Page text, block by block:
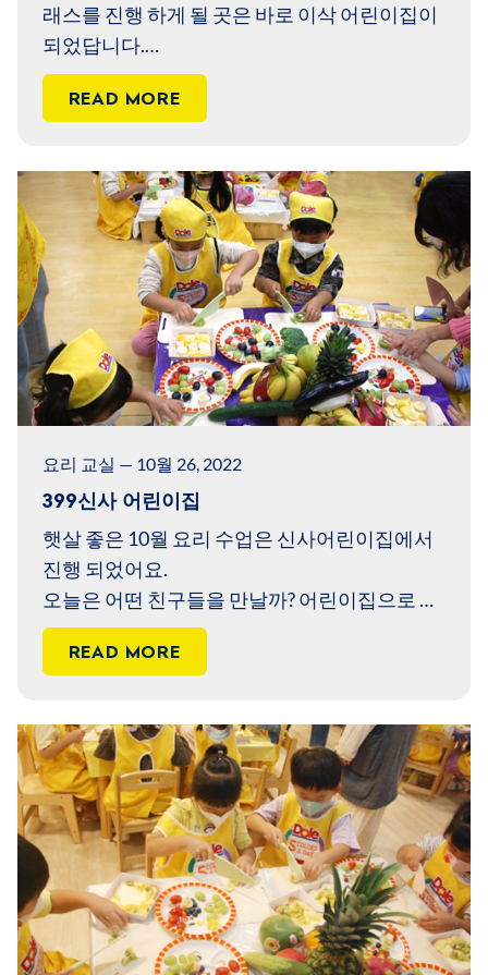
래스를 진행 하게 될 곳은 바로 이삭 어린이집이
되었답니다.
2003년부터 시작해 100회,200회,300회.. 이번
이 400번째 라니.. 감동의 수업이 될 것 같아요.
READ MORE
요리 교실 — 10월 26, 2022
399신사 어린이집
햇살 좋은 10월 요리 수업은 신사어린이집에서
진행 되었어요.
오늘은 어떤 친구들을 만날까? 어린이집으로 들
어 가볼까요?
READ MORE